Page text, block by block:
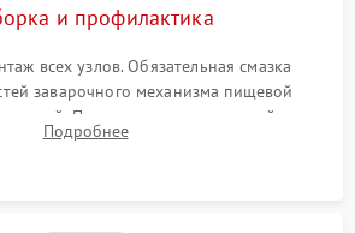
и профилактика
всех узлов. Обязательная смазка
заварочного механизма пищевой
смазкой. Проведение программной
очистки системы от кофейных масел.
Подробнее